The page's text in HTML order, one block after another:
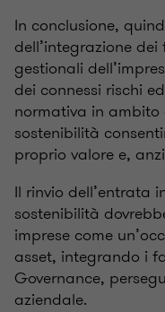
In conclusione,
dell’integrazione
gestionali
dei connessi rischi
normativa in
sostenibilità
proprio valore e,
Il rinvio dell’entrata
sostenibilità
imprese come
asset, integrando i
Governance,
aziendale.